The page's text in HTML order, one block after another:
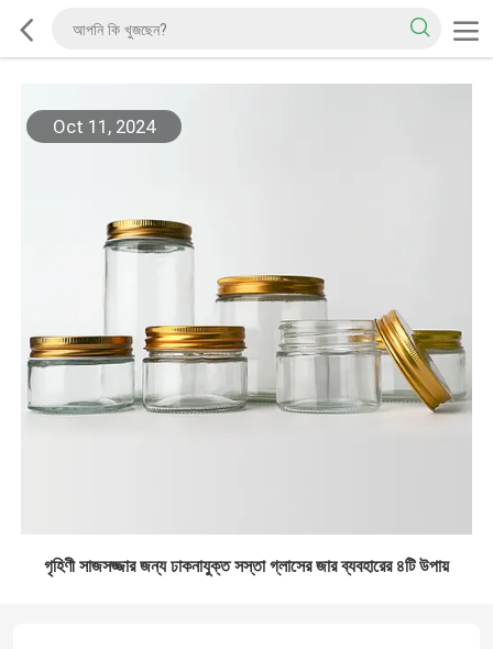
Oct 11, 2024
গৃহিণী সাজসজ্জার জন্য ঢাকনাযুক্ত সস্তা গ্লাসের জার ব্যবহারের ৪টি উপায়